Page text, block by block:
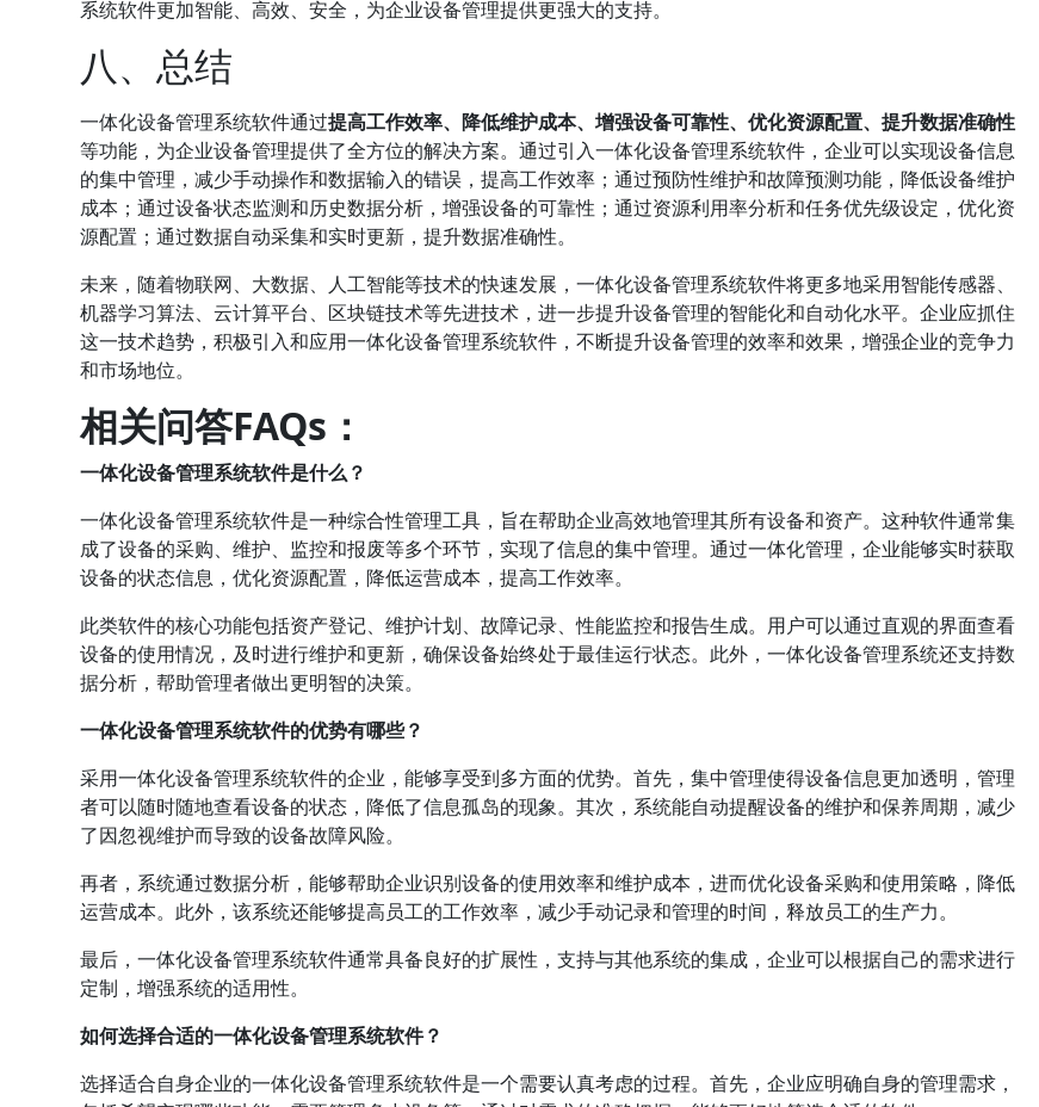
系统软件更加智能、高效、安全，为企业设备管理提供更强大的支持。
八、总结
一体化设备管理系统软件通过提高工作效率、降低维护成本、增强设备可靠性、优化资源配置、提升数据准确性
等功能，为企业设备管理提供了全方位的解决方案。通过引入一体化设备管理系统软件，企业可以实现设备信息
的集中管理，减少手动操作和数据输入的错误，提高工作效率；通过预防性维护和故障预测功能，降低设备维护
成本；通过设备状态监测和历史数据分析，增强设备的可靠性；通过资源利用率分析和任务优先级设定，优化资
源配置；通过数据自动采集和实时更新，提升数据准确性。
未来，随着物联网、大数据、人工智能等技术的快速发展，一体化设备管理系统软件将更多地采用智能传感器、
机器学习算法、云计算平台、区块链技术等先进技术，进一步提升设备管理的智能化和自动化水平。企业应抓住
这一技术趋势，积极引入和应用一体化设备管理系统软件，不断提升设备管理的效率和效果，增强企业的竞争力
和市场地位。
相关问答FAQs：
一体化设备管理系统软件是什么？
一体化设备管理系统软件是一种综合性管理工具，旨在帮助企业高效地管理其所有设备和资产。这种软件通常集
成了设备的采购、维护、监控和报废等多个环节，实现了信息的集中管理。通过一体化管理，企业能够实时获取
设备的状态信息，优化资源配置，降低运营成本，提高工作效率。
此类软件的核心功能包括资产登记、维护计划、故障记录、性能监控和报告生成。用户可以通过直观的界面查看
设备的使用情况，及时进行维护和更新，确保设备始终处于最佳运行状态。此外，一体化设备管理系统还支持数
据分析，帮助管理者做出更明智的决策。
一体化设备管理系统软件的优势有哪些？
采用一体化设备管理系统软件的企业，能够享受到多方面的优势。首先，集中管理使得设备信息更加透明，管理
者可以随时随地查看设备的状态，降低了信息孤岛的现象。其次，系统能自动提醒设备的维护和保养周期，减少
了因忽视维护而导致的设备故障风险。
再者，系统通过数据分析，能够帮助企业识别设备的使用效率和维护成本，进而优化设备采购和使用策略，降低
运营成本。此外，该系统还能够提高员工的工作效率，减少手动记录和管理的时间，释放员工的生产力。
最后，一体化设备管理系统软件通常具备良好的扩展性，支持与其他系统的集成，企业可以根据自己的需求进行
定制，增强系统的适用性。
如何选择合适的一体化设备管理系统软件？
选择适合自身企业的一体化设备管理系统软件是一个需要认真考虑的过程。首先，企业应明确自身的管理需求，